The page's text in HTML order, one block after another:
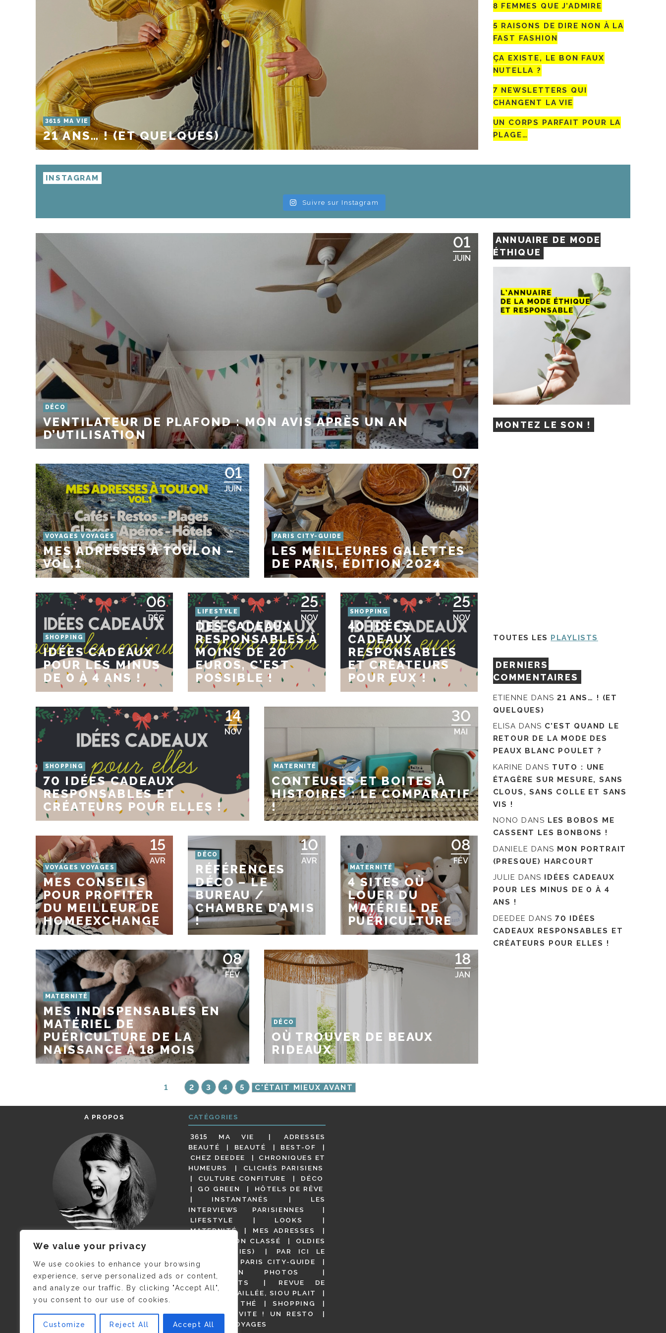
We value your privacy
We use cookies to enhance your browsing
experience, serve personalized ads or content,
and analyze our traffic. By clicking "Accept All",
you consent to our use of cookies.
Customize Reject All Accept All
3615 MA VIE
21 ANS… ! (ET QUELQUES)
8 FEMMES QUE J’ADMIRE
5 RAISONS DE DIRE NON À LA
FAST FASHION
ÇA EXISTE, LE BON FAUX
NUTELLA ?
7 NEWSLETTERS QUI
CHANGENT LA VIE
UN CORPS PARFAIT POUR LA
PLAGE…
INSTAGRAM
Suivre sur Instagram
01
JUIN
DÉCO
VENTILATEUR DE PLAFOND : MON AVIS APRÈS UN AN
D’UTILISATION
01
JUIN
VOYAGES VOYAGES
MES ADRESSES À TOULON –
VOL.1
07
JAN
PARIS CITY-GUIDE
LES MEILLEURES GALETTES
DE PARIS, ÉDITION 2024
06
DÉC
SHOPPING
IDÉES CADEAUX
POUR LES MINUS
DE 0 À 4 ANS !
25
NOV
LIFESTYLE
DES CADEAUX
RESPONSABLES À
MOINS DE 20
EUROS, C’EST
POSSIBLE !
25
NOV
SHOPPING
40 IDÉES
CADEAUX
RESPONSABLES
ET CRÉATEURS
POUR EUX !
14
NOV
SHOPPING
70 IDÉES CADEAUX
RESPONSABLES ET
CRÉATEURS POUR ELLES !
30
MAI
MATERNITÉ
CONTEUSES ET BOITES À
HISTOIRES : LE COMPARATIF
!
15
AVR
VOYAGES VOYAGES
MES CONSEILS
POUR PROFITER
DU MEILLEUR DE
HOMEEXCHANGE
10
AVR
DÉCO
RÉFÉRENCES
DÉCO – LE
BUREAU /
CHAMBRE D’AMIS
!
08
FÉV
MATERNITÉ
4 SITES OÙ
LOUER DU
MATÉRIEL DE
PUÉRICULTURE
08
FÉV
MATERNITÉ
MES INDISPENSABLES EN
MATÉRIEL DE
PUÉRICULTURE DE LA
NAISSANCE À 18 MOIS
18
JAN
DÉCO
OÙ TROUVER DE BEAUX
RIDEAUX
1 2 3 4 5 C'ÉTAIT MIEUX AVANT
ANNUAIRE DE MODE
ÉTHIQUE
MONTEZ LE SON !
TOUTES LES PLAYLISTS
DERNIERS
COMMENTAIRES
ETIENNE DANS21 ANS… ! (ET
QUELQUES)
ELISA DANS C’EST QUAND LE
RETOUR DE LA MODE DES
PEAUX BLANC POULET ?
KARINE DANS TUTO : UNE
ÉTAGÈRE SUR MESURE, SANS
CLOUS, SANS COLLE ET SANS
VIS !
NONO DANS LES BOBOS ME
CASSENT LES BONBONS !
DANIELE DANS MON PORTRAIT
(PRESQUE) HARCOURT
JULIE DANS
IDÉES CADEAUX
POUR LES MINUS DE 0 À 4
ANS !
DEEDEE DANS 70 IDÉES
CADEAUX RESPONSABLES ET
CRÉATEURS POUR ELLES !
A PROPOS
JE M’APPELLE DELPHINE MAIS
C’EST ©CAMILLE COLLIN QUI A
PRIS CETTE PHOTO !
CATÉGORIES
3615 MA VIE
ADRESSES
BEAUTÉ
BEAUTÉ
BEST-OF
CHEZ DEEDEE
CHRONIQUES ET
HUMEURS
CLICHÉS PARISIENS
CULTURE CONFITURE
DÉCO
GO GREEN
HÔTELS DE RÊVE
INSTANTANÉS
LES
INTERVIEWS PARISIENNES
LIFESTYLE
LOOKS
MATERNITÉ
MES ADRESSES
NON CLASSÉ
OLDIES
(BUT GOODIES)
PAR ICI LE
MAGOT !
PARIS CITY-GUIDE
PARIS EN PHOTOS
RESTAURANTS
REVUE DE
PRESSE DÉTAILLÉE, SIOU PLAIT
SALONS DE THÉ
SHOPPING
VIDÉOS
VITE ! UN RESTO
VOYAGES VOYAGES